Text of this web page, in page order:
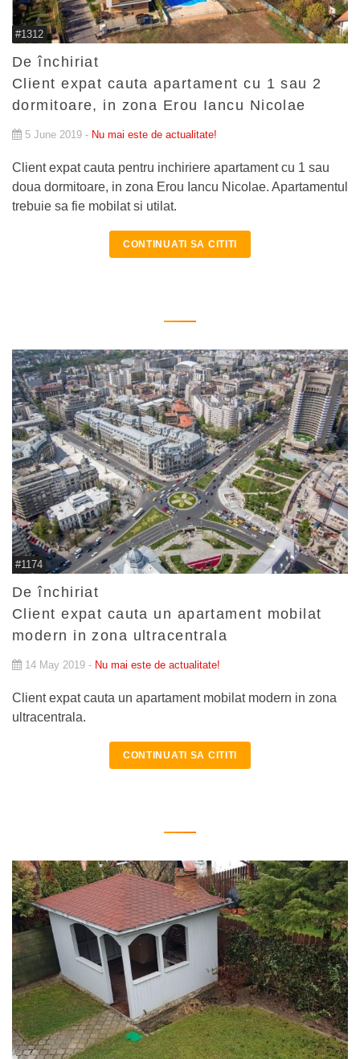
#1312
De închiriat
Client expat cauta apartament cu 1 sau 2
dormitoare, in zona Erou Iancu Nicolae
5 June 2019 - Nu mai este de actualitate!
Client expat cauta pentru inchiriere apartament cu 1 sau
doua dormitoare, in zona Erou Iancu Nicolae. Apartamentul
trebuie sa fie mobilat si utilat.
CONTINUATI SA CITITI
#1174
De închiriat
Client expat cauta un apartament mobilat
modern in zona ultracentrala
14 May 2019 - Nu mai este de actualitate!
Client expat cauta un apartament mobilat modern in zona
ultracentrala.
CONTINUATI SA CITITI